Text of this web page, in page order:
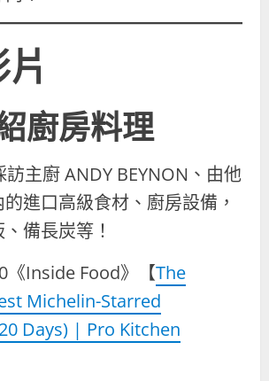
廚房料理
訪主廚 ANDY BEYNON、由他
進口高級食材、廚房設備，
備長炭等！
Inside Food》【The
Michelin-Starred
Days) | Pro Kitchen